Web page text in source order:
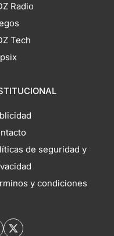
Radio
Tech
de seguridad y
y condiciones